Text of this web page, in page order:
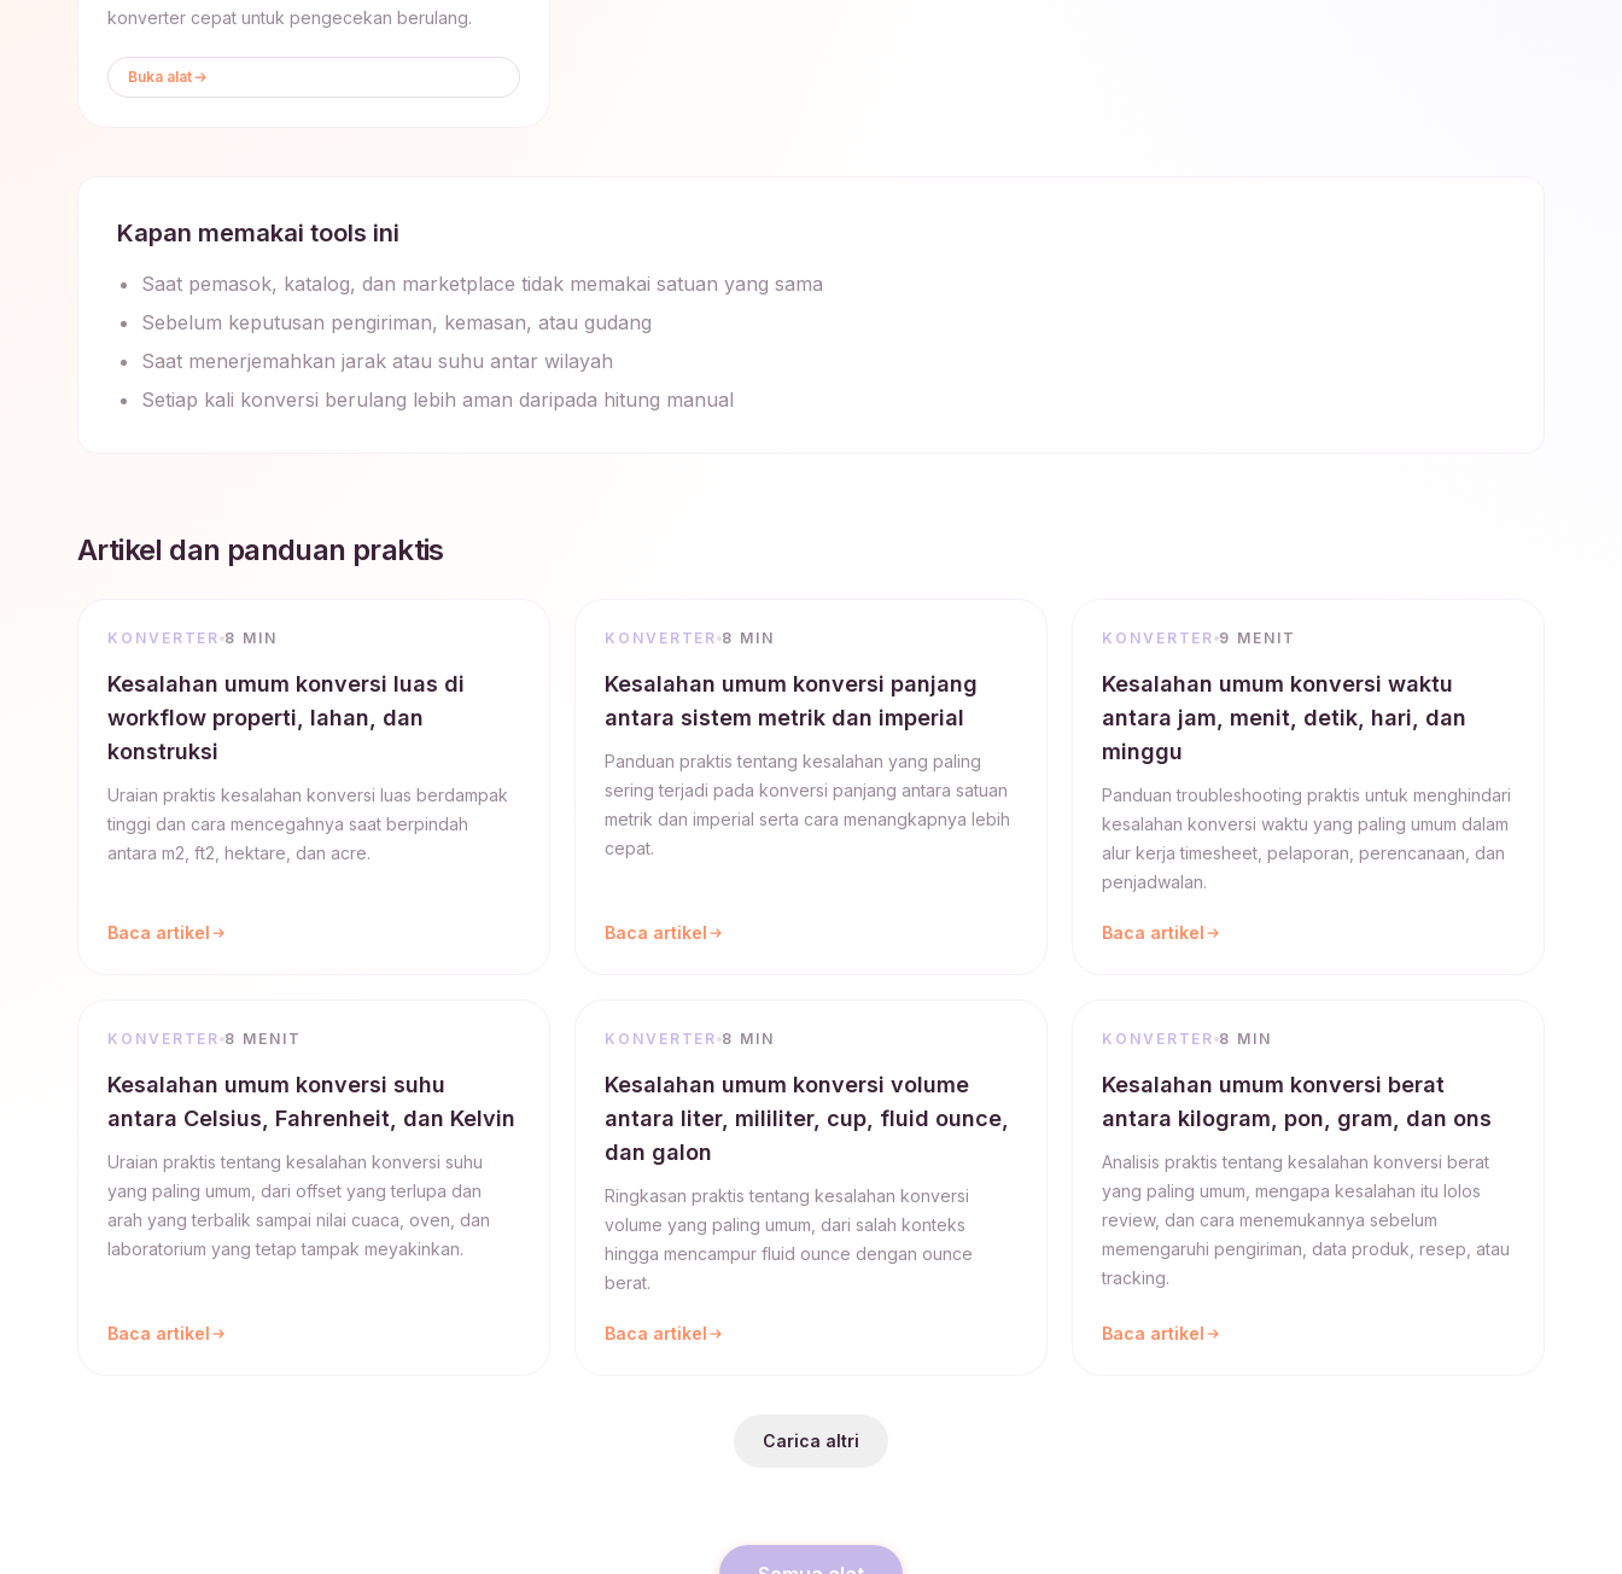
konverter cepat untuk pengecekan berulang.
Buka alat
Kapan memakai tools ini
Saat pemasok, katalog, dan marketplace tidak memakai satuan yang sama
Sebelum keputusan pengiriman, kemasan, atau gudang
Saat menerjemahkan jarak atau suhu antar wilayah
Setiap kali konversi berulang lebih aman daripada hitung manual
Artikel dan panduan praktis
KONVERTER 8 MIN
Kesalahan umum konversi luas di
workflow properti, lahan, dan
konstruksi
Uraian praktis kesalahan konversi luas berdampak
tinggi dan cara mencegahnya saat berpindah
antara m2, ft2, hektare, dan acre.
Baca artikel
KONVERTER 8 MIN
Kesalahan umum konversi panjang
antara sistem metrik dan imperial
Panduan praktis tentang kesalahan yang paling
sering terjadi pada konversi panjang antara satuan
metrik dan imperial serta cara menangkapnya lebih
cepat.
Baca artikel
KONVERTER 9 MENIT
Kesalahan umum konversi waktu
antara jam, menit, detik, hari, dan
minggu
Panduan troubleshooting praktis untuk menghindari
kesalahan konversi waktu yang paling umum dalam
alur kerja timesheet, pelaporan, perencanaan, dan
penjadwalan.
Baca artikel
KONVERTER 8 MENIT
Kesalahan umum konversi suhu
antara Celsius, Fahrenheit, dan Kelvin
Uraian praktis tentang kesalahan konversi suhu
yang paling umum, dari offset yang terlupa dan
arah yang terbalik sampai nilai cuaca, oven, dan
laboratorium yang tetap tampak meyakinkan.
Baca artikel
KONVERTER 8 MIN
Kesalahan umum konversi volume
antara liter, mililiter, cup, fluid ounce,
dan galon
Ringkasan praktis tentang kesalahan konversi
volume yang paling umum, dari salah konteks
hingga mencampur fluid ounce dengan ounce
berat.
Baca artikel
KONVERTER 8 MIN
Kesalahan umum konversi berat
antara kilogram, pon, gram, dan ons
Analisis praktis tentang kesalahan konversi berat
yang paling umum, mengapa kesalahan itu lolos
review, dan cara menemukannya sebelum
memengaruhi pengiriman, data produk, resep, atau
tracking.
Baca artikel
Carica altri